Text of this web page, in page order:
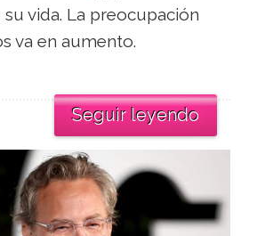
vida. La preocupación
va en aumento.
Seguir leyendo